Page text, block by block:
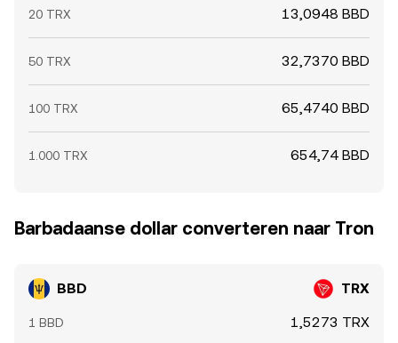
20 TRX 13,0948 BBD
50 TRX 32,7370 BBD
100 TRX 65,4740 BBD
1.000 TRX 654,74 BBD
Barbadaanse dollar converteren naar Tron
BBD TRX
1 BBD 1,5273 TRX